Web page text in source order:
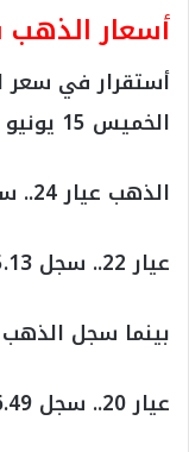
أسعار
أستقرار في
الخميس 15 يونيو 2023
الذهب عيار 24.. سجل 223.79 شيكل إسرائيلي
عيار 22.. سجل 205.13 شيكل إسرائيلي
بينما سجل الذهب عيار 21.. 195.81
عيار 20.. سجل 186.49 شيكل إسرائيلي س